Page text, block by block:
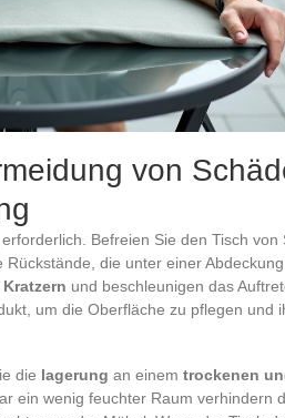
von
erforderlich. Befreien Sie den Tisch von
die unter einer
Kratzern und beschleunigen das
um die Oberfläche zu pflegen und
die lagerung an einem trockenen
ein wenig feuchter Raum verhindern